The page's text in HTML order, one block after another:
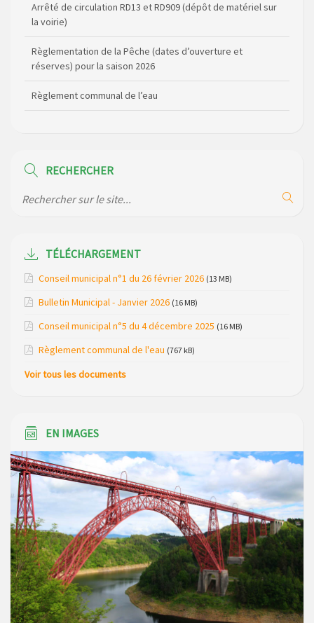
Arrêté de circulation RD13 et RD909 (dépôt de matériel sur
la voirie)
Règlementation de la Pêche (dates d’ouverture et
réserves) pour la saison 2026
Règlement communal de l’eau
de la gendarmerie
Modification de gestion du camping de Saint Just, ses
bungalows bois, ses chalets et sa piscine
Loubaresse le vendredi 20 mars 2026
2026
RECHERCHER
TÉLÉCHARGEMENT
Conseil municipal n°1 du 26 février 2026 (13 MB)
Bulletin Municipal - Janvier 2026 (16 MB)
Conseil municipal n°5 du 4 décembre 2025 (16 MB)
Règlement communal de l'eau (767 kB)
Voir tous les documents
EN IMAGES